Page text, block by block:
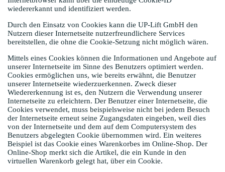
wiedererkannt und identifiziert werden.
Durch den Einsatz von Cookies kann die UP-Lift GmbH den
Nutzern dieser Internetseite nutzerfreundlichere Services
bereitstellen, die ohne die Cookie-Setzung nicht möglich wären.
Mittels eines Cookies können die Informationen und Angebote auf
unserer Internetseite im Sinne des Benutzers optimiert werden.
Cookies ermöglichen uns, wie bereits erwähnt, die Benutzer
unserer Internetseite wiederzuerkennen. Zweck dieser
Wiedererkennung ist es, den Nutzern die Verwendung unserer
Internetseite zu erleichtern. Der Benutzer einer Internetseite, die
Cookies verwendet, muss beispielsweise nicht bei jedem Besuch
der Internetseite erneut seine Zugangsdaten eingeben, weil dies
von der Internetseite und dem auf dem Computersystem des
Benutzers abgelegten Cookie übernommen wird. Ein weiteres
Beispiel ist das Cookie eines Warenkorbes im Online-Shop. Der
Online-Shop merkt sich die Artikel, die ein Kunde in den
virtuellen Warenkorb gelegt hat, über ein Cookie.